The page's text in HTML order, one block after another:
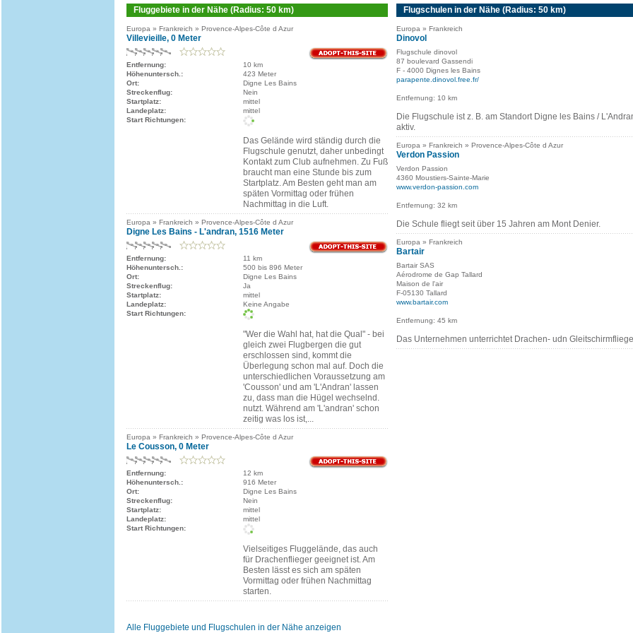
Fluggebiete in der Nähe (Radius: 50 km)
Europa » Frankreich » Provence-Alpes-Côte d Azur
Villevieille, 0 Meter
Entfernung:
10 km
Höhenuntersch.:
423 Meter
Ort:
Digne Les Bains
Streckenflug:
Nein
Startplatz:
mittel
Landeplatz:
mittel
Start Richtungen:
Das Gelände wird ständig durch die
Flugschule genutzt, daher unbedingt
Kontakt zum Club aufnehmen. Zu Fuß
braucht man eine Stunde bis zum
Startplatz. Am Besten geht man am
späten Vormittag oder frühen
Nachmittag in die Luft.
Europa » Frankreich » Provence-Alpes-Côte d Azur
Digne Les Bains - L'andran, 1516 Meter
Entfernung:
11 km
Höhenuntersch.:
500 bis 896 Meter
Ort:
Digne Les Bains
Streckenflug:
Ja
Startplatz:
mittel
Landeplatz:
Keine Angabe
Start Richtungen:
"Wer die Wahl hat, hat die Qual" - bei
gleich zwei Flugbergen die gut
erschlossen sind, kommt die
Überlegung schon mal auf. Doch die
unterschiedlichen Voraussetzung am
'Cousson' und am 'L'Andran' lassen
zu, dass man die Hügel wechselnd.
nutzt. Während am 'L'andran' schon
zeitig was los ist,...
Europa » Frankreich » Provence-Alpes-Côte d Azur
Le Cousson, 0 Meter
Entfernung:
12 km
Höhenuntersch.:
916 Meter
Ort:
Digne Les Bains
Streckenflug:
Nein
Startplatz:
mittel
Landeplatz:
mittel
Start Richtungen:
Vielseitiges Fluggelände, das auch
für Drachenflieger geeignet ist. Am
Besten lässt es sich am späten
Vormittag oder frühen Nachmittag
starten.
Flugschulen in der Nähe (Radius: 50 km)
Europa » Frankreich
Dinovol
Flugschule dinovol
87 boulevard Gassendi
F - 4000 Dignes les Bains
parapente.dinovol.free.fr/
Entfernung: 10 km
Die Flugschule ist z. B. am Standort Digne les Bains /
aktiv.
Europa » Frankreich » Provence-Alpes-Côte d Azur
Verdon Passion
Verdon Passion
4360 Moustiers-Sainte-Marie
www.verdon-passion.com
Entfernung: 32 km
Die Schule fliegt seit über 15 Jahren am Mont Denier.
Europa » Frankreich
Bartair
Bartair SAS
Aérodrome de Gap Tallard
Maison de l'air
F-05130 Tallard
www.bartair.com
Entfernung: 45 km
Das Unternehmen unterrichtet Drachen- udn
Alle Fluggebiete und Flugschulen in der Nähe anzeigen